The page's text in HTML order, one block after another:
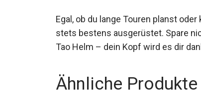
Egal, ob du lange Touren planst
du stets bestens ausgerüstet.
Giro Tao Helm – dein Kopf wird es dir
Ähnliche Produkte